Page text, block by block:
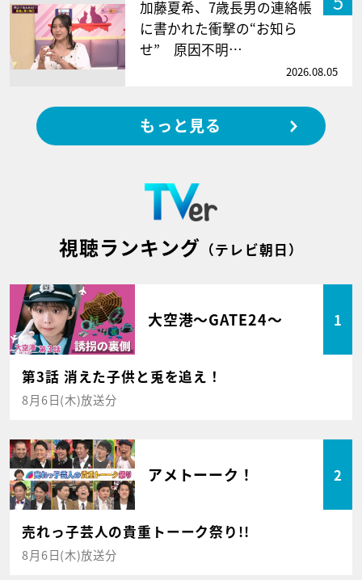
加藤夏希、7歳長男の連絡帳
に書かれた衝撃の“お知ら
せ” 原因不明…
2026.08.05
もっと見る
視聴ランキング （テレビ朝日）
大空港～GATE24～ 1
第3話 消えた子供と兎を追え！
8月6日(木)放送分
アメトーーク！ 2
売れっ子芸人の貴重トーーク祭り!!
8月6日(木)放送分